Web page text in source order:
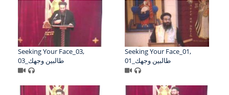
Seeking Your Face_03,
03_طالبين وجهك
Seeking Your Face_01,
01_طالبين وجهك